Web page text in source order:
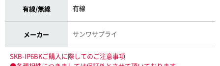
有線/無線 有線
メーカー サンワサプライ
SKB-IP6BKご購入に際してのご注意事項